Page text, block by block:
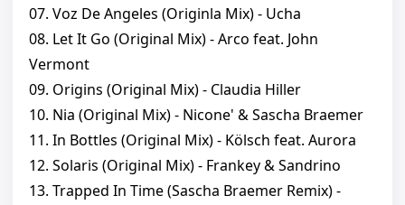
07. Voz De Angeles (Originla Mix) - Ucha
08. Let It Go (Original Mix) - Arco feat. John
Vermont
09. Origins (Original Mix) - Claudia Hiller
10. Nia (Original Mix) - Nicone' & Sascha Braemer
11. In Bottles (Original Mix) - Kölsch feat. Aurora
12. Solaris (Original Mix) - Frankey & Sandrino
13. Trapped In Time (Sascha Braemer Remix) -